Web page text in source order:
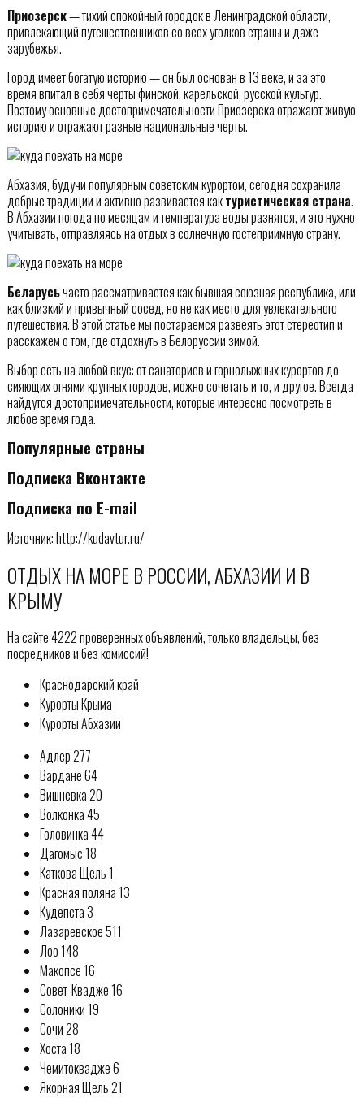
Приозерск— тихий спокойный городок в Ленинградской области,
привлекающий путешественников со всех уголков страны и даже
зарубежья.
Город имеет богатую историю — он был основан в 13 веке, и за это
время впитал в себя черты финской, карельской, русской культур.
Поэтому основные достопримечательности Приозерска отражают живую
историю и отражают разные национальные черты.
Абхазия, будучи популярным советским курортом, сегодня сохранила
добрые традиции и активно развивается кактуристическая страна.
В Абхазии погода по месяцам и температура воды разнятся, и это нужно
учитывать, отправляясь на отдых в солнечную гостеприимную страну.
Беларусьчасто рассматривается как бывшая союзная республика, или
как близкий и привычный сосед, но не как место для увлекательного
путешествия. В этой статье мы постараемся развеять этот стереотип и
расскажем о том, где отдохнуть в Белоруссии зимой.
Выбор есть на любой вкус: от санаториев и горнолыжных курортов до
сияющих огнями крупных городов, можно сочетать и то, и другое. Всегда
найдутся достопримечательности, которые интересно посмотреть в
любое время года.
Популярные страны
Подписка Вконтакте
Подписка по E-mail
Источник: http://kudavtur.ru/
ОТДЫХ НА МОРЕ В РОССИИ, АБХАЗИИ И В
КРЫМУ
На сайте 4222 проверенных объявлений, только владельцы, без
посредников и без комиссий!
Краснодарский край
Курорты Крыма
Курорты Абхазии
Адлер 277
Вардане 64
Вишневка 20
Волконка 45
Головинка 44
Дагомыс 18
Каткова Щель 1
Красная поляна 13
Кудепста 3
Лазаревское 511
Лоо 148
Макопсе 16
Совет-Квадже 16
Солоники 19
Сочи 28
Хоста 18
Чемитоквадже 6
Якорная Щель 21